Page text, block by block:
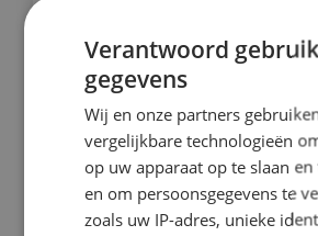
Met zo’n 82 opvanglocaties
kind in Haarlem en Spaarndam
opvang in de buurt. Vanuit
historie, groot lokaal netwerk
pedagogische kennis kan er
ingespeeld worden op
samenleving. We zijn bewust
Verantwoord
gegevens
Wij en onze partners
vergelijkbare technologieën
op uw apparaat op te slaan
en om persoonsgegevens te
zoals uw IP-adres, unieke